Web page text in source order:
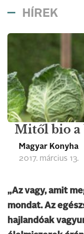
HÍREK
Mitől bio a
Magyar Konyha
2017. március 13.
„Az vagy, amit
mondat. Az
hajlandóak